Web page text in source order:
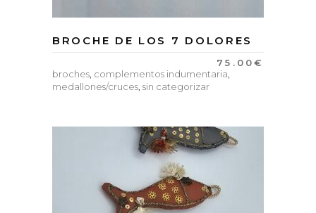
BROCHE DE LOS 7 DOLORES
75.00€
broches, complementos indumentaria,
medallones/cruces, sin categorizar